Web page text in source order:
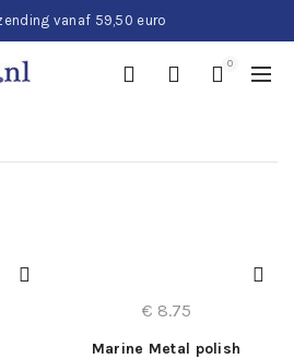
vanaf 59,50 euro
0
€ 8.75
Marine Metal polish